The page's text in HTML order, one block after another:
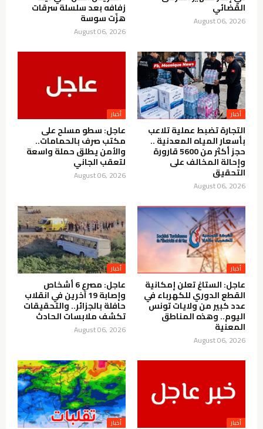
القضائي
August 06, 2026
زفافه بعد سلسلة سرقات
هزّت سوسة
August 06, 2026
أخبار
التجارة تضبط عملية تلاعب
بأسعار المياه المعدنية ..
حجز أكثر من 5600 قارورة
وإحالة المخالف على
التحقيق
August 06, 2026
أخبار
عاجل: سطو مسلح على
مكتب صرف بالحمامات..
والأمن يطلق حملة واسعة
لتعقب الجاني
August 06, 2026
أخبار
عاجل: الستاغ تعلن إمكانية
القطع الدوري للكهرباء في
عدد كبير من ولايات تونس
اليوم.. وهذه المناطق
المعنية
August 06, 2026
أخبار
عاجل: مصرع 6 أشخاص
وإصابة 19 آخرين في انقلاب
حافلة بالجزائر.. والتحقيقات
تكشف ملابسات الحادث
August 06, 2026
أخبار أخبار